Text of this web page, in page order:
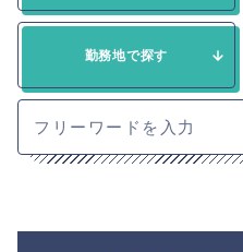
勤務地で探す